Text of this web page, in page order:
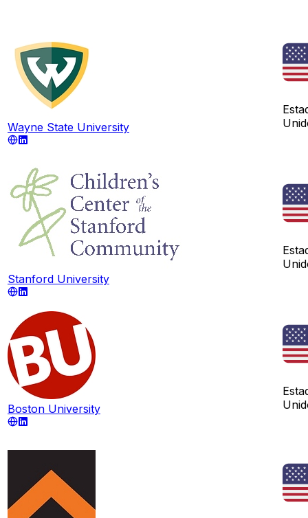
Wayne State University
Stanford University
Boston University